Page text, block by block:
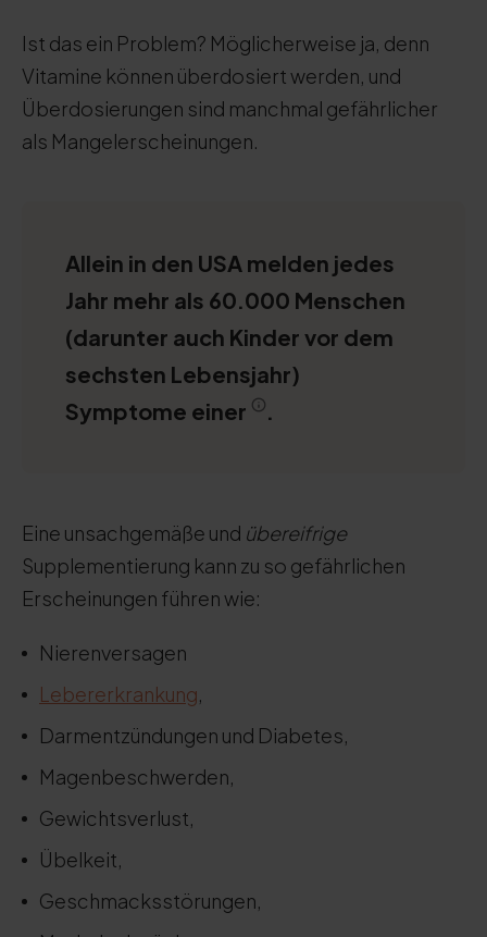
Ist das ein Problem? Möglicherweise ja, denn
Vitamine können überdosiert werden, und
Überdosierungen sind manchmal gefährlicher
als Mangelerscheinungen.
Allein in den USA melden jedes
Jahr mehr als 60.000 Menschen
(darunter auch Kinder vor dem
sechsten Lebensjahr)
Symptome einer
.
Eine unsachgemäße und übereifrige
Supplementierung kann zu so gefährlichen
Erscheinungen führen wie:
Nierenversagen
Lebererkrankung,
Darmentzündungen und Diabetes,
Magenbeschwerden,
Gewichtsverlust,
Übelkeit,
Geschmacksstörungen,